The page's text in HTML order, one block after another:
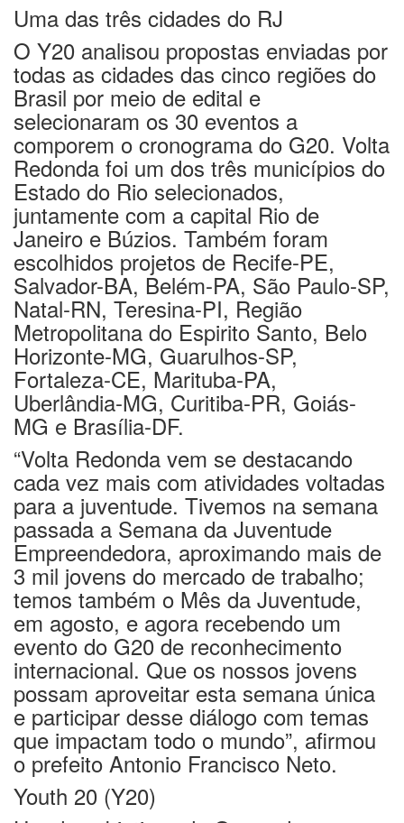
Uma das três cidades do RJ
O Y20 analisou propostas enviadas por
todas as cidades das cinco regiões do
Brasil por meio de edital e
selecionaram os 30 eventos a
comporem o cronograma do G20. Volta
Redonda foi um dos três municípios do
Estado do Rio selecionados,
juntamente com a capital Rio de
Janeiro e Búzios. Também foram
escolhidos projetos de Recife-PE,
Salvador-BA, Belém-PA, São Paulo-SP,
Natal-RN, Teresina-PI, Região
Metropolitana do Espirito Santo, Belo
Horizonte-MG, Guarulhos-SP,
Fortaleza-CE, Marituba-PA,
Uberlândia-MG, Curitiba-PR, Goiás-
MG e Brasília-DF.
“Volta Redonda vem se destacando
cada vez mais com atividades voltadas
para a juventude. Tivemos na semana
passada a Semana da Juventude
Empreendedora, aproximando mais de
3 mil jovens do mercado de trabalho;
temos também o Mês da Juventude,
em agosto, e agora recebendo um
evento do G20 de reconhecimento
internacional. Que os nossos jovens
possam aproveitar esta semana única
e participar desse diálogo com temas
que impactam todo o mundo”, afirmou
o prefeito Antonio Francisco Neto.
Youth 20 (Y20)